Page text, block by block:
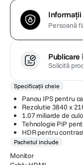
Informații
Persoană
Publicare
Solicită
Specificații cheie
Panou IPS pentru
Rezolutie 3840 x
1.07 miliarde de
Tehnologie PiP
HDR pentru
Pachetul include
Monitor